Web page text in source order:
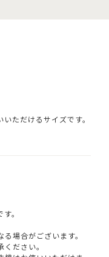
ただけるサイズです。
。
場合がございます。
ださい。